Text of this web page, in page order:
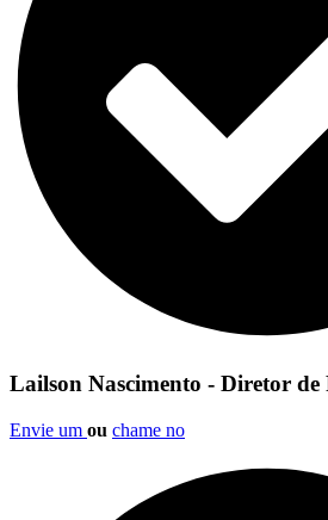
Lailson Nascimento - Diretor de
Envie um ou chame no